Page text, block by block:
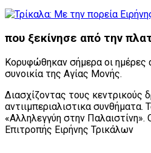
που ξεκίνησε από την
Κορυφώθηκαν σήμερα οι ημέρες
συνοικία της Αγίας Μονής.
Διασχίζοντας τους κεντρικούς
αντιιμπεριαλιστικα
«Αλληλεγγύη στην
Επιτροπής Ειρήνης Τρικάλων